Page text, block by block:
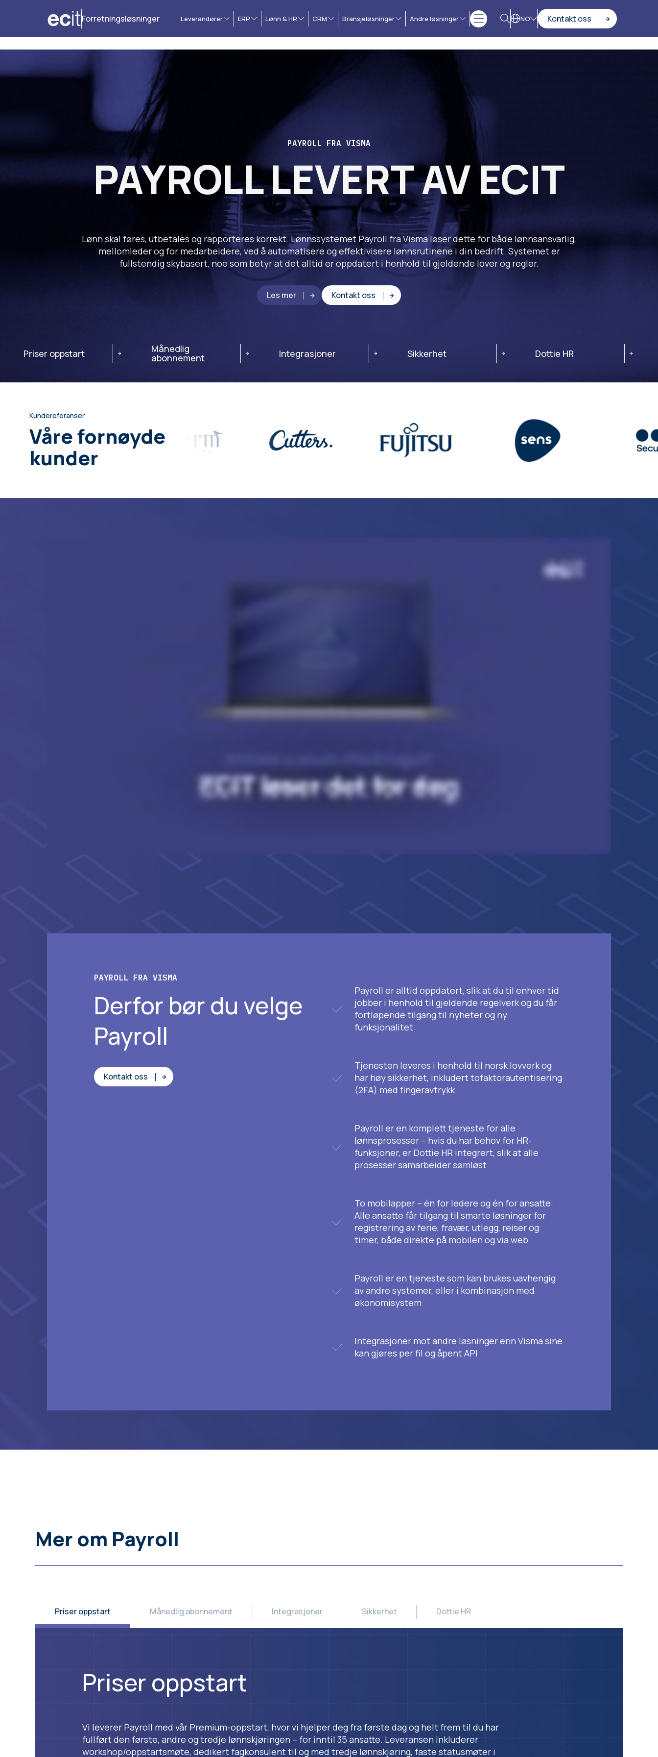
Forretningsløsninger Leverandører ERP Lønn & HR CRM Bransjeløsninger Andre løsninger NO Kontakt oss
PAYROLL FRA VISMA
PAYROLL LEVERT AV ECIT
Lønn skal føres, utbetales og rapporteres korrekt. Lønnssystemet Payroll fra Visma løser dette for både lønnsansvarlig,
mellomleder og for medarbeidere, ved å automatisere og effektivisere lønnsrutinene i din bedrift. Systemet er
fullstendig skybasert, noe som betyr at det alltid er oppdatert i henhold til gjeldende lover og regler.
Les mer Kontakt oss
Priser oppstart Månedlig
abonnement Integrasjoner Sikkerhet Dottie HR
Kundereferanser
Våre fornøyde
kunder
PAYROLL FRA VISMA
Derfor bør du velge
Payroll
Kontakt oss
Payroll er alltid oppdatert, slik at du til enhver tid
jobber i henhold til gjeldende regelverk og du får
fortløpende tilgang til nyheter og ny
funksjonalitet
Tjenesten leveres i henhold til norsk lovverk og
har høy sikkerhet, inkludert tofaktorautentisering
(2FA) med fingeravtrykk
Payroll er en komplett tjeneste for alle
lønnsprosesser – hvis du har behov for HR-
funksjoner, er Dottie HR integrert, slik at alle
prosesser samarbeider sømløst
To mobilapper – én for ledere og én for ansatte:
Alle ansatte får tilgang til smarte løsninger for
registrering av ferie, fravær, utlegg, reiser og
timer, både direkte på mobilen og via web
Payroll er en tjeneste som kan brukes uavhengig
av andre systemer, eller i kombinasjon med
økonomisystem
Integrasjoner mot andre løsninger enn Visma sine
kan gjøres per fil og åpent API
Mer om Payroll
Priser oppstart
Priser oppstart
Vi leverer Payroll med vår Premium-oppstart, hvor vi hjelper deg fra første dag og helt frem til du har
fullført den første, andre og tredje lønnskjøringen – for inntil 35 ansatte. Leveransen inkluderer
workshop/oppstartsmøte, dedikert fagkonsulent til og med tredje lønnskjøring, faste statusmøter i
Månedlig abonnement Integrasjoner Sikkerhet Dottie HR